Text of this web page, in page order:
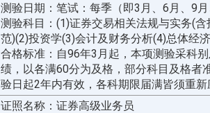
测验日期：笔试：每季（即3月、6月、9
测验科目：(1)证券交易相关法规与实务(
范)(2)投资学(3)会计及财务分析(4)总体经
合格标准：自96年3月起，本项测验采科
绩，以各满60分为及格，部分科目及格者
验日起2年内有效，各科期限届满皆须重
证照名称：证券高级业务员